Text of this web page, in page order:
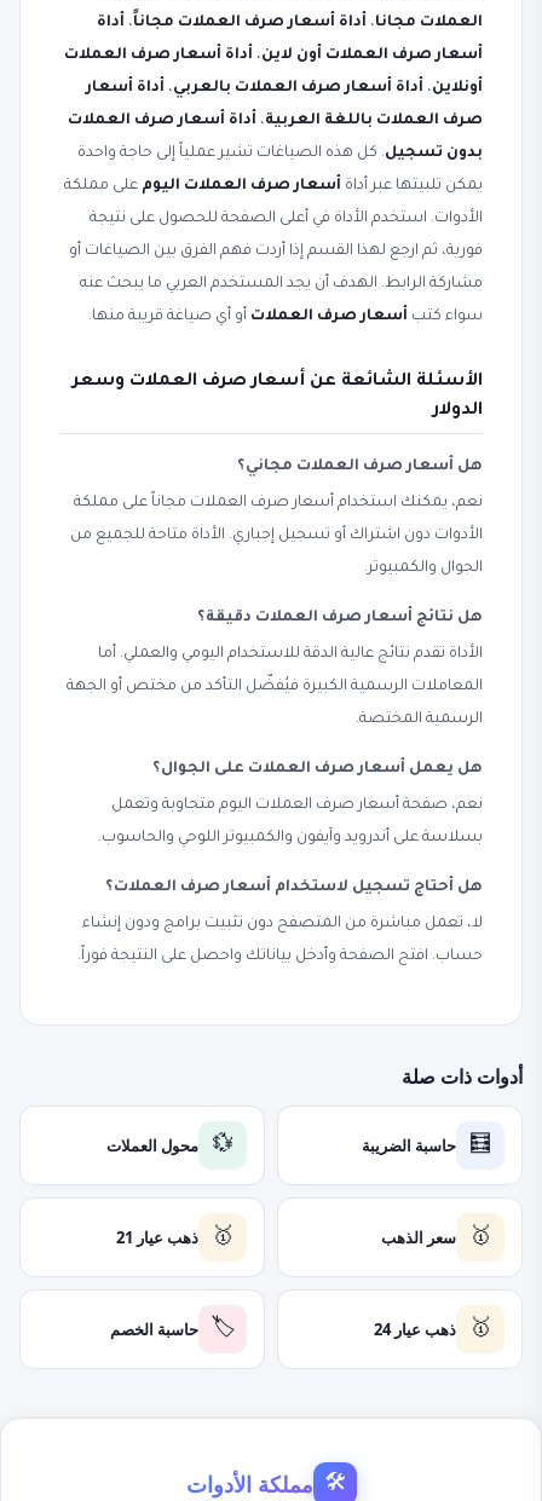
العملات مجانا، أداة أسعار صرف العملات مجاناً، أداة
أسعار صرف العملات أون لاين، أداة أسعار صرف العملات
أونلاين، أداة أسعار صرف العملات بالعربي، أداة أسعار
صرف العملات باللغة العربية، أداة أسعار صرف العملات
بدون تسجيل. كل هذه الصياغات تشير عملياً إلى حاجة واحدة
يمكن تلبيتها عبر أداة أسعار صرف العملات اليوم على مملكة
الأدوات. استخدم الأداة في أعلى الصفحة للحصول على نتيجة
فورية، ثم ارجع لهذا القسم إذا أردت فهم الفرق بين الصياغات أو
مشاركة الرابط. الهدف أن يجد المستخدم العربي ما يبحث عنه
سواء كتب أسعار صرف العملات أو أي صياغة قريبة منها.
الأسئلة الشائعة عن أسعار صرف العملات وسعر
الدولار
هل أسعار صرف العملات مجاني؟
نعم، يمكنك استخدام أسعار صرف العملات مجاناً على مملكة
الأدوات دون اشتراك أو تسجيل إجباري. الأداة متاحة للجميع من
الجوال والكمبيوتر.
هل نتائج أسعار صرف العملات دقيقة؟
الأداة تقدم نتائج عالية الدقة للاستخدام اليومي والعملي. أما
المعاملات الرسمية الكبيرة فيُفضّل التأكد من مختص أو الجهة
الرسمية المختصة.
هل يعمل أسعار صرف العملات على الجوال؟
نعم، صفحة أسعار صرف العملات اليوم متجاوبة وتعمل
بسلاسة على أندرويد وآيفون والكمبيوتر اللوحي والحاسوب.
هل أحتاج تسجيل لاستخدام أسعار صرف العملات؟
لا، تعمل مباشرة من المتصفح دون تثبيت برامج ودون إنشاء
حساب. افتح الصفحة وأدخل بياناتك واحصل على النتيجة فوراً.
أدوات ذات صلة
🧮 حاسبة الضريبة 💱 محول العملات
🥇 سعر الذهب 🥇 ذهب عيار 21
🥇 ذهب عيار 24 🏷️ حاسبة الخصم
🛠 مملكة الأدوات